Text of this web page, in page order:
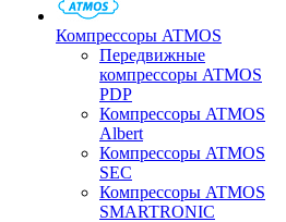
Компрессоры ATMOS
Передвижные
компрессоры ATMOS
PDP
Компрессоры ATMOS
Albert
Компрессоры ATMOS
SEC
Компрессоры ATMOS
SMARTRONIC